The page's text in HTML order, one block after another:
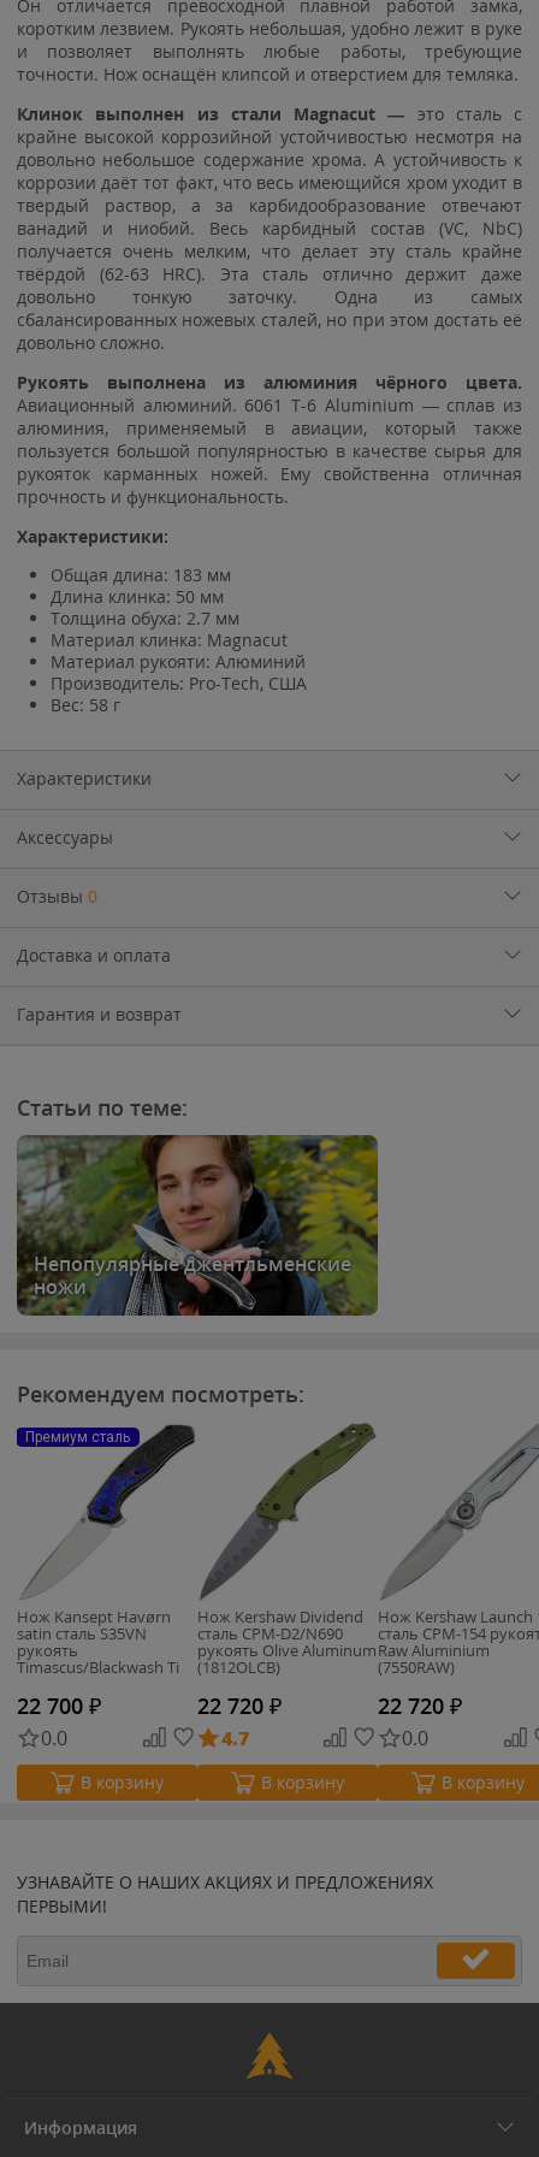
Он отличается превосходной плавной работой замка,
коротким лезвием. Рукоять небольшая, удобно лежит в руке
и позволяет выполнять любые работы, требующие
точности. Нож оснащён клипсой и отверстием для темляка.
Клинок выполнен из стали Magnacut — это сталь с
крайне высокой коррозийной устойчивостью несмотря на
довольно небольшое содержание хрома. А устойчивость к
коррозии даёт тот факт, что весь имеющийся хром уходит в
твердый раствор, а за карбидообразование отвечают
ванадий и ниобий. Весь карбидный состав (VC, NbC)
получается очень мелким, что делает эту сталь крайне
твёрдой (62-63 HRC). Эта сталь отлично держит даже
довольно тонкую заточку. Одна из самых
сбалансированных ножевых сталей, но при этом достать её
довольно сложно.
Рукоять выполнена из алюминия чёрного цвета.
Авиационный алюминий. 6061 T-6 Aluminium — сплав из
алюминия, применяемый в авиации, который также
пользуется большой популярностью в качестве сырья для
рукояток карманных ножей. Ему свойственна отличная
прочность и функциональность.
Характеристики:
Общая длина: 183 мм
Длина клинка: 50 мм
Толщина обуха: 2.7 мм
Материал клинка: Magnacut
Материал рукояти: Алюминий
Производитель: Pro-Tech, США
Вес: 58 г
Характеристики
Аксессуары
Отзывы 0
Доставка и оплата
Гарантия и возврат
Статьи по теме:
Непопулярные джентльменские
ножи
Рекомендуем посмотреть:
Премиум сталь
Нож Kansept Havørn
satin сталь S35VN
рукоять
Timascus/Blackwash Ti
22 700 ₽
0.0
В корзину
Нож Kershaw Dividend
сталь CPM-D2/N690
рукоять Olive Aluminum
(1812OLCB)
22 720 ₽
4.7
В корзину
Нож Kershaw Launch
сталь CPM-154
Raw Aluminium
(7550RAW)
22 720 ₽
0.0
В корзину
УЗНАВАЙТЕ О НАШИХ АКЦИЯХ И ПРЕДЛОЖЕНИЯХ
ПЕРВЫМИ!
Информация